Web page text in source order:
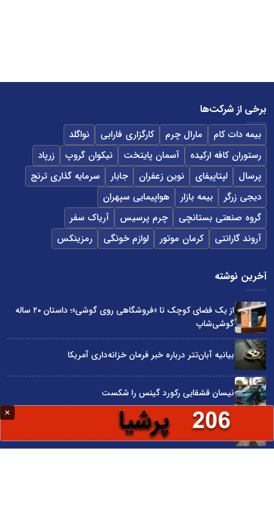
برخی از شرکت‌ها
بیمه دات کام مارال چرم کارگزاری فارابی
نواگلد
رستوران کافه ارکیده
آسمان پایتخت نیکوان گروپ
زرپاد
پرسال
لپتاپیفای نوین زعفران جابار
سرمایه گذاری ترنج
دیجی زرگر
بیمه بازار
هواپیمایی سپهران
گروه صنعتی بستانچی
چرم پرسیس
آریاک سفر
آروند گارانتی
کرمان موتور لوازم خونگی رمزینکس
آخرین نوشته
از یک فضای کوچک تا «فروشگاهی روی گوشی»؛ داستان ۲۰ ساله
گوشی‌شاپ
بیانیه آبان‌تتر درباره خبر فرمان خزانه‌داری آمریکا
نیسان قشقایی رکورد گینس را شکست
توسعه ایران با شعار محقق نمی‌شود